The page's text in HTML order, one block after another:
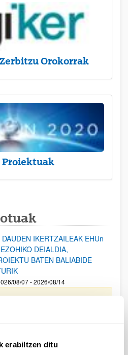
erabiltzen ditu
Orokorrak
Proiektuak
IKERTZAILEAK EHUn
DEIALDIA,
BATEN BALIABIDE
08/07 - 2026/08/14
EPEA 2026-08-14 ARTE ZABALIK.
eta Funts Bibliografikoak